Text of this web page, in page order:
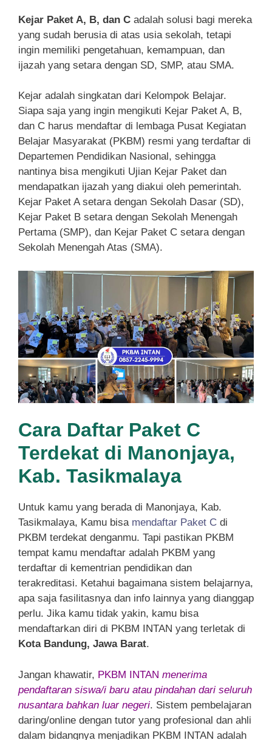
Kejar Paket A, B, dan C adalah solusi bagi mereka
yang sudah berusia di atas usia sekolah, tetapi
ingin memiliki pengetahuan, kemampuan, dan
ijazah yang setara dengan SD, SMP, atau SMA.
Kejar adalah singkatan dari Kelompok Belajar.
Siapa saja yang ingin mengikuti Kejar Paket A, B,
dan C harus mendaftar di lembaga Pusat Kegiatan
Belajar Masyarakat (PKBM) resmi yang terdaftar di
Departemen Pendidikan Nasional, sehingga
nantinya bisa mengikuti Ujian Kejar Paket dan
mendapatkan ijazah yang diakui oleh pemerintah.
Kejar Paket A setara dengan Sekolah Dasar (SD),
Kejar Paket B setara dengan Sekolah Menengah
Pertama (SMP), dan Kejar Paket C setara dengan
Sekolah Menengah Atas (SMA).
Cara Daftar Paket C
Terdekat di Manonjaya,
Kab. Tasikmalaya
Untuk kamu yang berada di Manonjaya, Kab.
Tasikmalaya, Kamu bisa mendaftar Paket C di
PKBM terdekat denganmu. Tapi pastikan PKBM
tempat kamu mendaftar adalah PKBM yang
terdaftar di kementrian pendidikan dan
terakreditasi. Ketahui bagaimana sistem belajarnya,
apa saja fasilitasnya dan info lainnya yang dianggap
perlu. Jika kamu tidak yakin, kamu bisa
mendaftarkan diri di PKBM INTAN yang terletak di
Kota Bandung, Jawa Barat.
Jangan khawatir, PKBM INTAN menerima
pendaftaran siswa/i baru atau pindahan dari seluruh
nusantara bahkan luar negeri. Sistem pembelajaran
daring/online dengan tutor yang profesional dan ahli
dalam bidangnya menjadikan PKBM INTAN adalah